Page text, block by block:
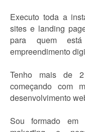
Executo toda a
sites e landing
para quem
empreendimento
Tenho mais de
começando com
desenvolvimento
Sou formado em